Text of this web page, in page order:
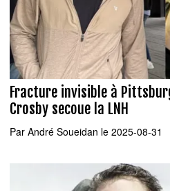
Fracture invisible à
Crosby secoue la LNH
Par André Soueidan le 2025-08-31